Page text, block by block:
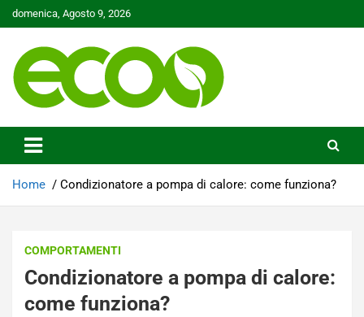
Skip
to
domenica, Agosto 9, 2026
Ecoo.it
Home Condizionatore a pompa di calore: come funziona?
COMPORTAMENTI
Condizionatore a pompa di calore:
come funziona?